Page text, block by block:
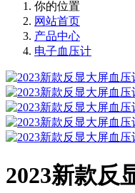
你的位置
网站首页
产品中心
电子血压计
2023新款反